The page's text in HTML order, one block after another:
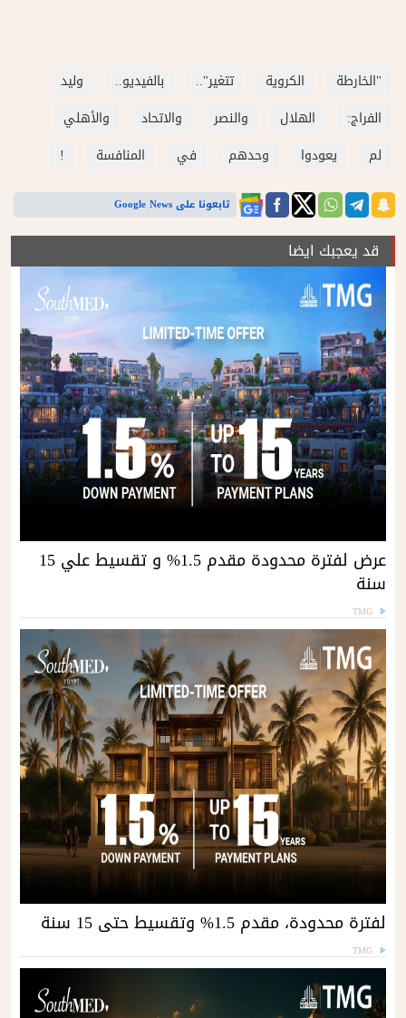
"الخارطة الكروية تتغير".. بالفيديو..
وليد
الفراج:
الهلال والنصر والاتحاد
والأهلي
لم
يعودوا وحدهم في المنافسة !
تابعونا على Google News
قد يعجبك ايضا
عرض لفترة محدودة مقدم 1.5% و تقسيط علي 15
سنة
TMG
لفترة محدودة، مقدم 1.5% وتقسيط حتى 15 سنة
TMG